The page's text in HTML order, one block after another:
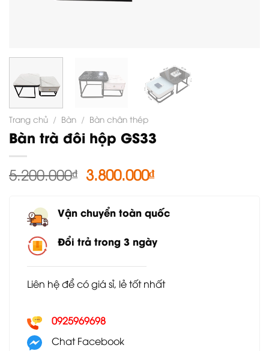
Trang chủ / Bàn / Bàn chân thép
Bàn trà đôi hộp GS33
5.200.000₫ Giá
gốc
5.200.000₫.
3.800.000₫Giá
là:
Vận chuyển toàn quốc
Đổi trả trong 3 ngày
Liên hệ để có giá sỉ, lẻ tốt nhất
0925969698
Chat Facebook